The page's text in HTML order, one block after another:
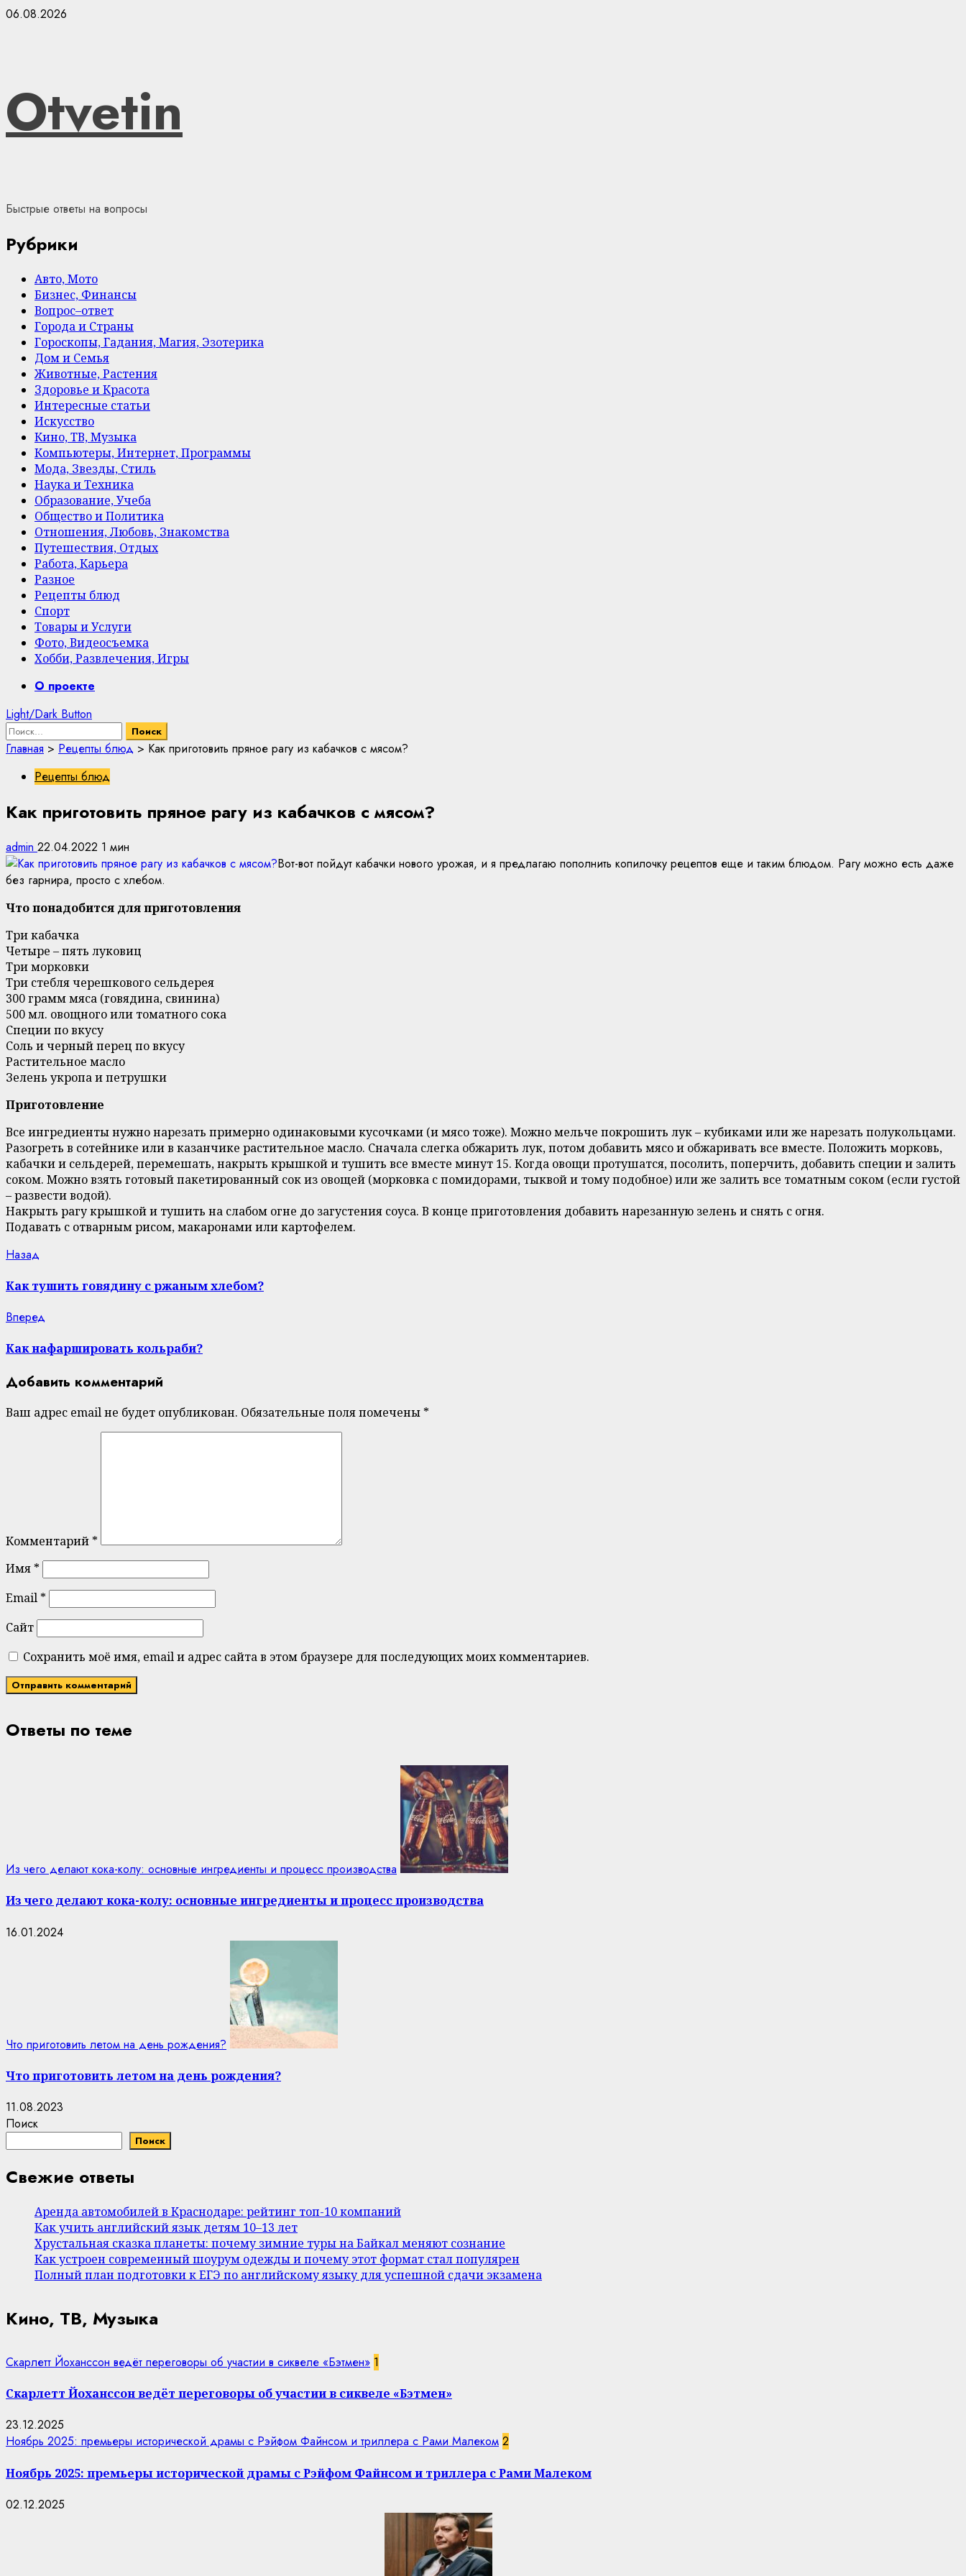
Skip
06.08.2026
Otvetin
Быстрые ответы на вопросы
Рубрики
Авто, Мото
Бизнес, Финансы
Вопрос–ответ
Города и Страны
Гороскопы, Гадания, Магия, Эзотерика
Дом и Семья
Животные, Растения
Здоровье и Красота
Интересные статьи
Искусство
Кино, ТВ, Музыка
Компьютеры, Интернет, Программы
Мода, Звезды, Стиль
Наука и Техника
Образование, Учеба
Общество и Политика
Отношения, Любовь, Знакомства
Путешествия, Отдых
Работа, Карьера
Разное
Рецепты блюд
Спорт
Товары и Услуги
Фото, Видеосъемка
Хобби, Развлечения, Игры
PrimaryО проекте
Light/Dark Button
Найти:
Главная > Рецепты блюд > Как приготовить пряное рагу из кабачков с мясом?
Рецепты блюд
Как приготовить пряное рагу из кабачков с мясом?
admin 22.04.2022 1 мин
Вот-вот пойдут кабачки нового урожая, и я предлагаю пополнить копилочку рецептов еще и таким блюдом. Рагу можно есть даже
без гарнира, просто с хлебом.
Что понадобится для приготовления
Три кабачка
Четыре – пять луковиц
Три морковки
Три стебля черешкового сельдерея
300 грамм мяса (говядина, свинина)
500 мл. овощного или томатного сока
Специи по вкусу
Соль и черный перец по вкусу
Растительное масло
Зелень укропа и петрушки
Приготовление
Все ингредиенты нужно нарезать примерно одинаковыми кусочками (и мясо тоже). Можно мельче покрошить лук – кубиками или же нарезать полукольцами.
Разогреть в сотейнике или в казанчике растительное масло. Сначала слегка обжарить лук, потом добавить мясо и обжаривать все вместе. Положить морковь,
кабачки и сельдерей, перемешать, накрыть крышкой и тушить все вместе минут 15. Когда овощи протушатся, посолить, поперчить, добавить специи и залить
соком. Можно взять готовый пакетированный сок из овощей (морковка с помидорами, тыквой и тому подобное) или же залить все томатным соком (если густой
– развести водой).
Накрыть рагу крышкой и тушить на слабом огне до загустения соуса. В конце приготовления добавить нарезанную зелень и снять с огня.
Подавать с отварным рисом, макаронами или картофелем.
Continue
Reading
Назад
Как тушить говядину с ржаным хлебом?
Вперед
Как нафаршировать кольраби?
Добавить комментарий
Ваш адрес email не будет опубликован. Обязательные поля помечены *
Комментарий *
Имя *
Email *
Сайт
Сохранить моё имя, email и адрес сайта в этом браузере для последующих моих комментариев.
Ответы по теме
Из чего делают кока-колу: основные ингредиенты и процесс производства
Из чего делают кока-колу: основные ингредиенты и процесс производства
16.01.2024
Что приготовить летом на день рождения?
Что приготовить летом на день рождения?
11.08.2023
Поиск
Поиск
Свежие ответы
Аренда автомобилей в Краснодаре: рейтинг топ-10 компаний
Как учить английский язык детям 10–13 лет
Хрустальная сказка планеты: почему зимние туры на Байкал меняют сознание
Как устроен современный шоурум одежды и почему этот формат стал популярен
Полный план подготовки к ЕГЭ по английскому языку для успешной сдачи экзамена
Кино, ТВ, Музыка
Скарлетт Йоханссон ведёт переговоры об участии в сиквеле «Бэтмен» 1
Скарлетт Йоханссон ведёт переговоры об участии в сиквеле «Бэтмен»
23.12.2025
Ноябрь 2025: премьеры исторической драмы с Рэйфом Файнсом и триллера с Рами Малеком 2
Ноябрь 2025: премьеры исторической драмы с Рэйфом Файнсом и триллера с Рами Малеком
02.12.2025